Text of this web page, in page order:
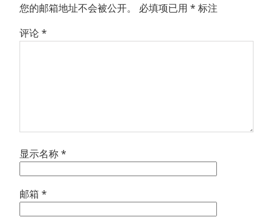
您的邮箱地址不会被公开。 必填项已用 * 标注
评论*
显示名称*
邮箱 *